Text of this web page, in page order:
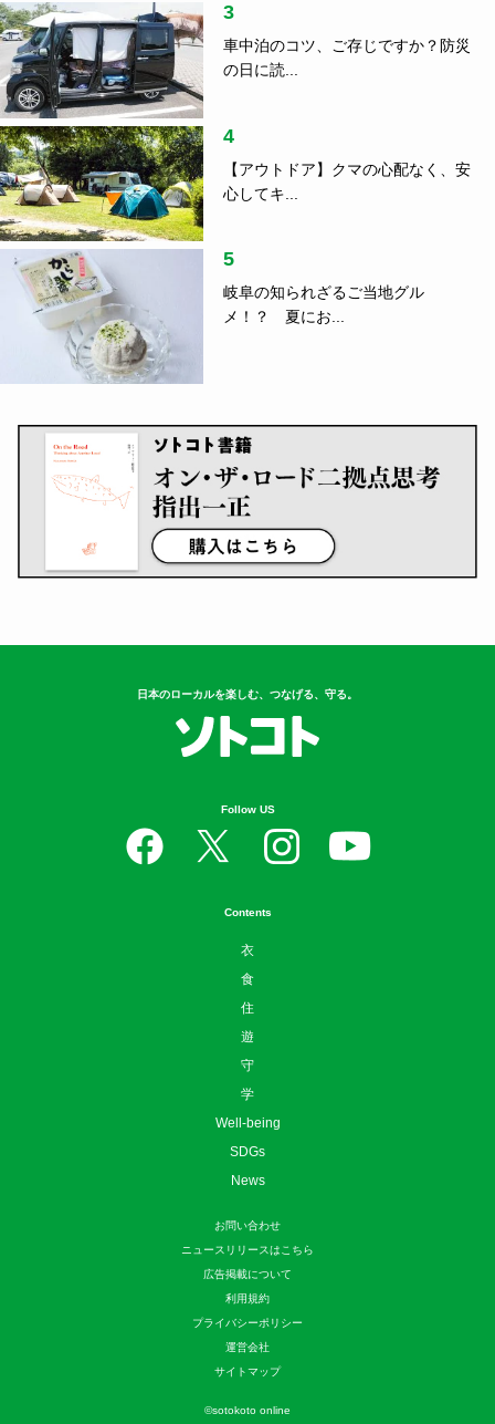
3
車中泊のコツ、ご存じですか？防災
の日に読...
4
【アウトドア】クマの心配なく、安
心してキ...
5
岐阜の知られざるご当地グル
メ！？ 夏にお...
日本のローカルを楽しむ、つなげる、守る。
Follow US
Contents
衣
食
住
遊
守
学
Well-being
SDGs
News
お問い合わせ
ニュースリリースはこちら
広告掲載について
利用規約
プライバシーポリシー
運営会社
サイトマップ
©sotokoto online